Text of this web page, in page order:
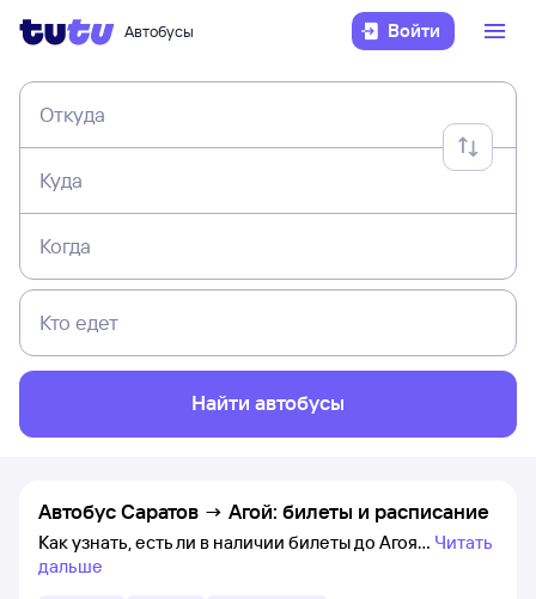
Автобусы Войти
Откуда
Куда
Когда
Кто едет
Найти автобусы
Автобус Саратов → Агой: билеты и расписание
Как узнать, есть ли в наличии билеты до Агоя
Читать
дальше